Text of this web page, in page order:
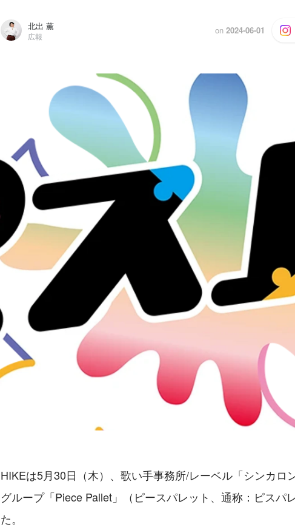
北出 薫
広報
on 2024-06-01
HIKEは5月30日（木）、歌い手事務所/レーベル「シンカロ
グループ「Piece Pallet」（ピースパレット、通称：ピスパ
た。